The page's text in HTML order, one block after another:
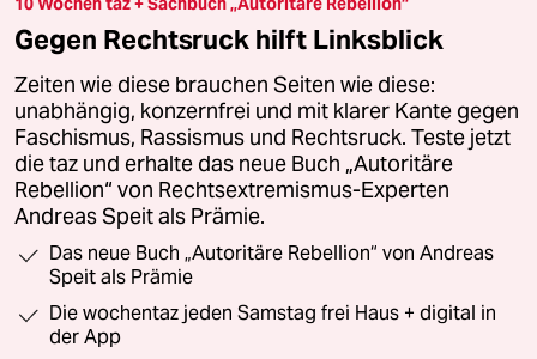
Gegen Rechtsruck hilft Linksblick
Zeiten wie diese brauchen Seiten wie diese:
unabhängig, konzernfrei und mit klarer Kante gegen
Faschismus, Rassismus und Rechtsruck. Teste jetzt
die taz und erhalte das neue Buch „Autoritäre
Rebellion“ von Rechtsextremismus-Experten
Andreas Speit als Prämie.
Das neue Buch „Autoritäre Rebellion“ von Andreas
Speit als Prämie
Die wochentaz jeden Samstag frei Haus + digital in
der App